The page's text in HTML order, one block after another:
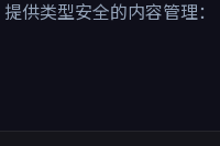
类型安全的内容管理：